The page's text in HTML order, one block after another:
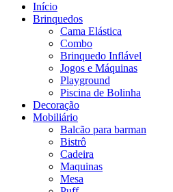
Início
Brinquedos
Cama Elástica
Combo
Brinquedo Inflável
Jogos e Máquinas
Playground
Piscina de Bolinha
Decoração
Mobiliário
Balcão para barman
Bistrô
Cadeira
Maquinas
Mesa